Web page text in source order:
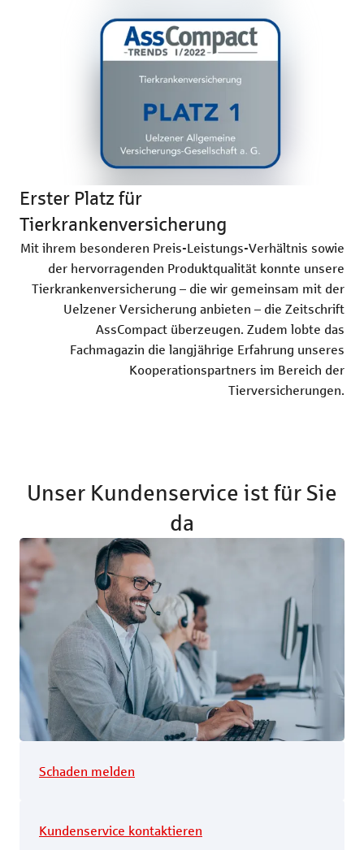
Erster Platz für
Tierkrankenversicherung
Mit ihrem besonderen Preis-Leistungs-Verhältnis sowie
der hervorragenden Produktqualität konnte unsere
Tierkrankenversicherung – die wir gemeinsam mit der
Uelzener Versicherung anbieten – die Zeitschrift
AssCompact überzeugen. Zudem lobte das
Fachmagazin die langjährige Erfahrung unseres
Kooperationspartners im Bereich der
Tierversicherungen.
Unser Kundenservice ist für Sie
da
Schaden melden
Kundenservice kontaktieren